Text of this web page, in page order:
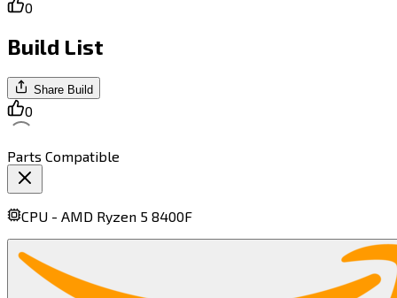
0
Build List
Share Build
0
Parts Compatible
CPU - AMD Ryzen 5 8400F​​​​‌ ‍ ​‍​‍‌‍ ‌ ​‍‌‍‍‌‌‍‌ ‌‍‍‌‌‍ ‍​‍​‍​ ‍‍​‍​‍‌ ​ ‌‍​‌‌‍ ‍‌‍‍‌‌ ‌​‌ ‍‌​‍ ‍‌‍‍‌‌‍ ​‍​‍​‍ ​​‍​‍‌‍‍​‌ ​‍‌‍‌‌‌‍‌‍​‍​‍​ ‍‍​‍​‍​‍ ‌‍​‌‌‍‌​‌‍ ‌‌‍‍‌‌‍ ‍​‍ ‌‍‍‌‌‍ ‍‌ ‌​‌‍‌‌‌‍ ‍‌ ‌​​‍ ‌‍‌‌‌‍‌​‌‍‍‌‌ ‌​​‍ ‌‍ ‌‌‍ ‌‍‌​‌‍‌‌​ ‌‌ ​​‌ ​‍‌‍‌‌‌ ​ ‌‍‌‌‌‍ ‍‌ ‌​‌‍​‌‌ ‌​‌‍‍‌‌‍ ‌‍ ‍​ ‍ ‌‍‍‌‌‍‌​​ ‌​ ‍‌‌‍​‌​ ‌‌​ ​‌‌‍​‍‌‍‌‌​ ‌ ​ ​​​‍ ‌​ ​ ​ ‌​‌‍​‌​ ​​​‍ ‌​ ‌​‌‍‌​‌‍‌‍​ ​ ​‍ ‌​ ‍‌‌‍​ ​ ​‌‌‍​ ​‍ ‌​ ‌‍​ ‍​‌‍​ ‌‍​ ​ ​ ‌‍​‌​ ‍​​ ​​​ ​‌‌‍‌​​ ‌ ​ ‌‍​ ‍ ‌ ‌​‌ ‍‌‌ ​​‌‍‌‌​ ‌‌‍​ ‌ ​​‌ ‌‌​ ‍ ‌ ​​‌‍​‌‌ ‌​‌‍‍​​ ‌‌‍ ‍‌‍​‌‌‍ ‌‌‍‌‌​ ‌‍​‍‌‍​‌‌ ​ ‌‍‌‌‌‌‌‌‌ ​‍‌‍ ​​ ‌​‍‌‌​ ​‍‌​‌‍‌‍​‌‌‍‌​‌‍ ‌‌‍‍‌‌‍ ‍​‍‌‍‌‍‍‌‌‍‌​​ ‌​ ‍‌‌‍​‌​ ‌‌​ ​‌‌‍​‍‌‍‌‌​ ‌ ​ ​​​‍ ‌​ ​ ​ ‌​‌‍​‌​ ​​​‍ ‌​ ‌​‌‍‌​‌‍‌‍​ ​ ​‍ ‌​ ‍‌‌‍​ ​ ​‌‌‍​ ​‍ ‌​ ‌‍​ ‍​‌‍​ ‌‍​ ​ ​ ‌‍​‌​ ‍​​ ​​​ ​‌‌‍‌​​ ‌ ​ ‌‍​‍‌‍‌ ‌​‌ ‍‌‌ ​​‌‍‌‌​ ‌‌‍​ ‌ ​​‌ ‌‌​‍‌‍‌ ​​‌‍​‌‌ ‌​‌‍‍​​ ‌‌‍ ‍‌‍​‌‌‍ ‌‌‍‌‌​‍‌‍‌ ​​‌‍‌‌‌ ​‍‌ ​ ‌ ​​‌‍‌‌‌‍​ ‌ ‌​‌‍‍‌‌ ‌‍‌‍‌‌​ ‌‌ ​​‌ ‌‌‌‍​‍‌‍ ​‌‍‍‌‌ ​ ‌‍‍​‌‍‌‌‌‍‌​​‍​‍‌ ‌